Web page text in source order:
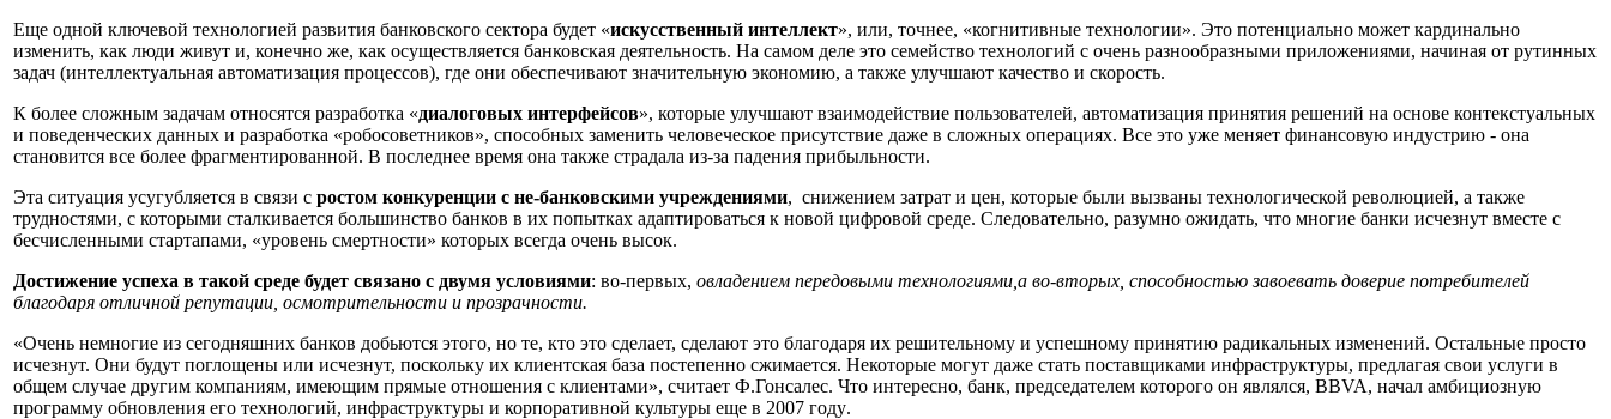
Еще одной ключевой технологией развития банковского сектора будет «искусственный интеллект», или, точнее, «когнитивные технологии». Это потенциально может кардинально
изменить, как люди живут и, конечно же, как осуществляется банковская деятельность. На самом деле это семейство технологий с очень разнообразными приложениями, начиная от рутинных
задач (интеллектуальная автоматизация процессов), где они обеспечивают значительную экономию, а также улучшают качество и скорость.
К более сложным задачам относятся разработка «диалоговых интерфейсов», которые улучшают взаимодействие пользователей, автоматизация принятия решений на основе контекстуальных
и поведенческих данных и разработка «робосоветников», способных заменить человеческое присутствие даже в сложных операциях. Все это уже меняет финансовую индустрию - она
становится все более фрагментированной. В последнее время она также страдала из-за падения прибыльности.
Эта ситуация усугубляется в связи с ростом конкуренции с не-банковскими учреждениями, снижением затрат и цен, которые были вызваны технологической революцией, а также
трудностями, с которыми сталкивается большинство банков в их попытках адаптироваться к новой цифровой среде. Следовательно, разумно ожидать, что многие банки исчезнут вместе с
бесчисленными стартапами, «уровень смертности» которых всегда очень высок.
Достижение успеха в такой среде будет связано с двумя условиями: во-первых, овладением передовыми технологиями, а во-вторых, способностьюзавоевать доверие потребителей
благодаря отличной репутации, осмотрительности и прозрачности.
«Очень немногие из сегодняшних банков добьются этого, но те, кто это сделает, сделают это благодаря их решительному и успешному принятию радикальных изменений. Остальные просто
исчезнут. Они будут поглощены или исчезнут, поскольку их клиентская база постепенно сжимается. Некоторые могут даже стать поставщиками инфраструктуры, предлагая свои услуги в
общем случае другим компаниям, имеющим прямые отношения с клиентами», считает Ф.Гонсалес. Что интересно, банк, председателем которого он являлся, BBVA, начал амбициозную
программу обновления его технологий, инфраструктуры и корпоративной культуры еще в 2007 году.